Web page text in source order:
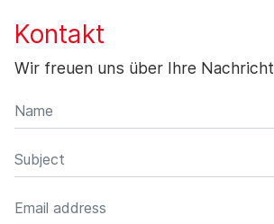
Kontakt
Wir freuen uns über Ihre Nachricht